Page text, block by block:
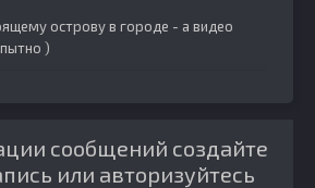
острову в городе - а видео
)
сообщений создайте
или авторизуйтесь